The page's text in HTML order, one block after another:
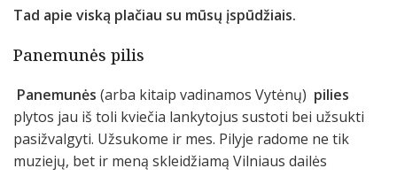
Tad apie viską plačiau su mūsų įspūdžiais.
Panemunės pilis
Panemunės (arba kitaip vadinamos Vytėnų) pilies
plytos jau iš toli kviečia lankytojus sustoti bei užsukti
pasižvalgyti. Užsukome ir mes. Pilyje radome ne tik
muziejų, bet ir meną skleidžiamą Vilniaus dailės